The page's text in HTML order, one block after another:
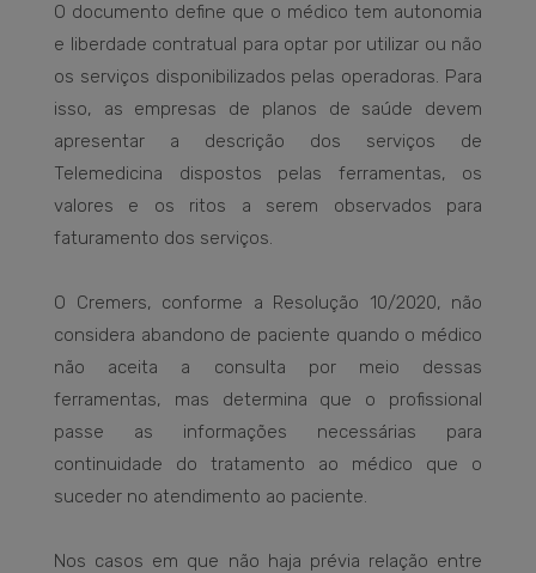
O documento define que o médico tem autonomia
e liberdade contratual para optar por utilizar ou não
os serviços disponibilizados pelas operadoras. Para
isso, as empresas de planos de saúde devem
apresentar a descrição dos serviços de
Telemedicina dispostos pelas ferramentas, os
valores e os ritos a serem observados para
faturamento dos serviços.
O Cremers, conforme a Resolução 10/2020, não
considera abandono de paciente quando o médico
não aceita a consulta por meio dessas
ferramentas, mas determina que o profissional
passe as informações necessárias para
continuidade do tratamento ao médico que o
suceder no atendimento ao paciente.
Nos casos em que não haja prévia relação entre